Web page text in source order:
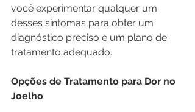
você experimentar qualquer um
desses sintomas para obter um
diagnóstico preciso e um plano de
tratamento adequado.
Opções de Tratamento para Dor no
Joelho